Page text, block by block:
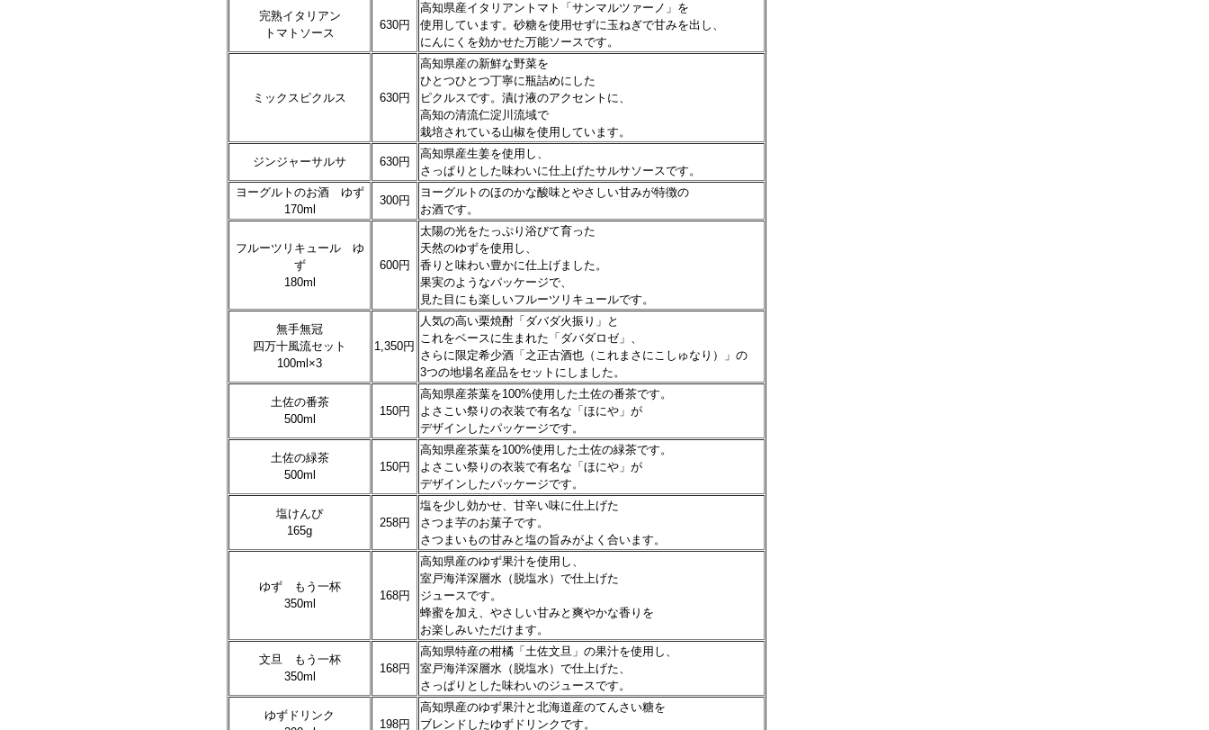
完熟イタリアン
トマトソース
630円
高知県産イタリアントマト「サンマルツァーノ」を
使用しています。砂糖を使用せずに玉ねぎで甘みを出し、
にんにくを効かせた万能ソースです。
ミックスピクルス 630円
高知県産の新鮮な野菜を
ひとつひとつ丁寧に瓶詰めにした
ピクルスです。漬け液のアクセントに、
高知の清流仁淀川流域で
栽培されている山椒を使用しています。
ジンジャーサルサ 630円
高知県産生姜を使用し、
さっぱりとした味わいに仕上げたサルサソースです。
ヨーグルトのお酒 ゆず
170ml
300円
ヨーグルトのほのかな酸味とやさしい甘みが特徴の
お酒です。
フルーツリキュール ゆ
ず
180ml
600円
太陽の光をたっぷり浴びて育った
天然のゆずを使用し、
香りと味わい豊かに仕上げました。
果実のようなパッケージで、
見た目にも楽しいフルーツリキュールです。
無手無冠
四万十風流セット
100ml×3
1,350円
人気の高い栗焼酎「ダバダ火振り」と
これをベースに生まれた「ダバダロゼ」、
さらに限定希少酒「之正古酒也（これまさにこしゅなり）」の
3つの地場名産品をセットにしました。
土佐の番茶
500ml
150円
高知県産茶葉を100%使用した土佐の番茶です。
よさこい祭りの衣装で有名な「ほにや」が
デザインしたパッケージです。
土佐の緑茶
500ml
150円
高知県産茶葉を100%使用した土佐の緑茶です。
よさこい祭りの衣装で有名な「ほにや」が
デザインしたパッケージです。
塩けんぴ
165g
258円
塩を少し効かせ、甘辛い味に仕上げた
さつま芋のお菓子です。
さつまいもの甘みと塩の旨みがよく合います。
ゆず もう一杯
350ml
168円
高知県産のゆず果汁を使用し、
室戸海洋深層水（脱塩水）で仕上げた
ジュースです。
蜂蜜を加え、やさしい甘みと爽やかな香りを
お楽しみいただけます。
文旦 もう一杯
350ml
168円
高知県特産の柑橘「土佐文旦」の果汁を使用し、
室戸海洋深層水（脱塩水）で仕上げた、
さっぱりとした味わいのジュースです。
ゆずドリンク
198円
高知県産のゆず果汁と北海道産のてんさい糖を
ブレンドしたゆずドリンクです。